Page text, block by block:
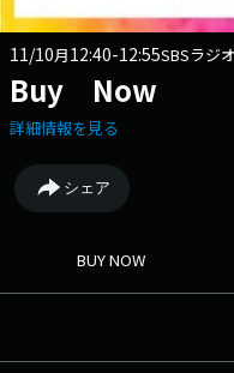
11/10月12:40-12:55SBSラジオ
Buy Now
詳細情報を見る
シェア
BUY NOW